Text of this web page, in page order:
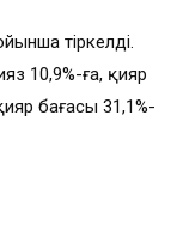
тіркелді.
10,9%-ға, қияр
бағасы 31,1%-